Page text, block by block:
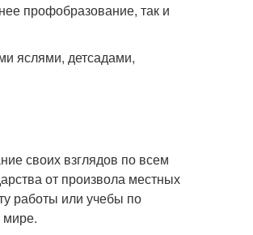
профобразование, так и
яслями, детсадами,
своих взглядов по всем
от произвола местных
работы или учебы по
мире.